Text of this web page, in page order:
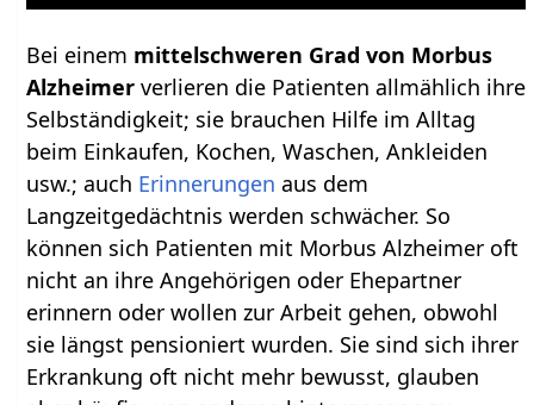
Bei einem mittelschweren Grad von Morbus
Alzheimer verlieren die Patienten allmählich ihre
Selbständigkeit; sie brauchen Hilfe im Alltag
beim Einkaufen, Kochen, Waschen, Ankleiden
usw.; auch Erinnerungen aus dem
Langzeitgedächtnis werden schwächer. So
können sich Patienten mit Morbus Alzheimer oft
nicht an ihre Angehörigen oder Ehepartner
erinnern oder wollen zur Arbeit gehen, obwohl
sie längst pensioniert wurden. Sie sind sich ihrer
Erkrankung oft nicht mehr bewusst, glauben